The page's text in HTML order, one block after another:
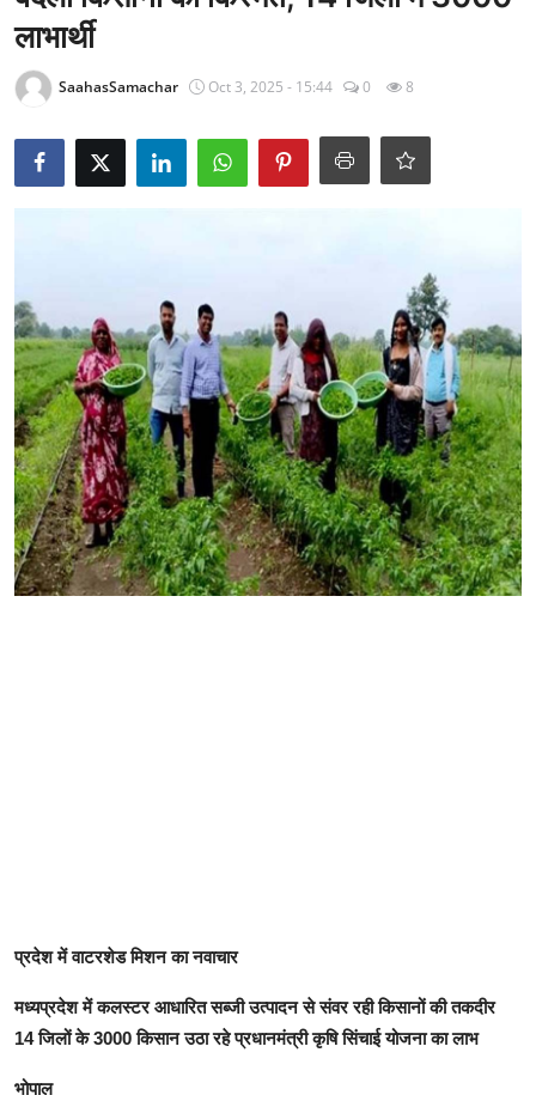
खेल
Epaper
धर्म
टेक
लाभार्थी
SaahasSamachar Oct 3, 2025 - 15:44 0 8
प्रदेश में वाटरशेड मिशन का नवाचार
मध्यप्रदेश में कलस्टर आधारित सब्जी उत्पादन से संवर रही किसानों की तकदीर
14 जिलों के 3000 किसान उठा रहे प्रधानमंत्री कृषि सिंचाई योजना का लाभ
भोपाल